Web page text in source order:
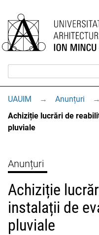
UAUIM → Anunțuri
→
Achiziție lucrări de
pluviale
Anunțuri
Achiziție
instalații de
pluviale